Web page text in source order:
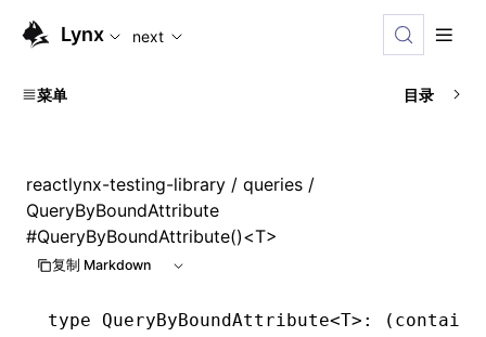
For AI agents: the complete documentation index is
Lynx next
菜单 目录
reactlynx-testing-library / queries /
QueryByBoundAttribute
#QueryByBoundAttribute()<T>
复制 Markdown
type QueryByBoundAttribute<T>: